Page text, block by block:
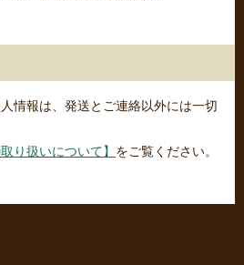
情報は、発送とご連絡以外には一切
り扱いについて】 をご覧ください。